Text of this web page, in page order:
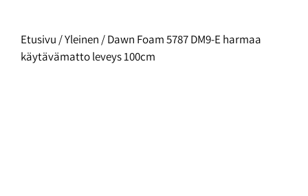
Etusivu /Yleinen / Dawn Foam 5787 DM9-E harmaa
käytävämatto leveys 100cm